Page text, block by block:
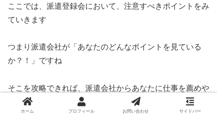
ここでは、派遣登録会において、注意すべきポイントをみ
ていきます
つまり派遣会社が「あなたのどんなポイントを見ている
か？！」ですね
そこを攻略できれば、派遣会社からあなたに仕事を薦めや
すくなるでしょう
ホーム プロフィール お問い合わせ サイドバー